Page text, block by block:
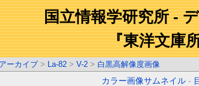
国立情報学研究所 -
『東洋文庫
ーカイブ > La-82 > V-2 > 白黒高解像度画像
カラー画像サムネイル -